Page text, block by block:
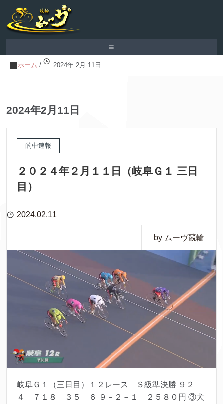
≡
ホーム / 2024年 2月 11日
2024年2月11日
的中速報
２０２４年２月１１日（岐阜Ｇ１ 三日
目）
2024.02.11
by ムーヴ競輪
岐阜Ｇ１（三日目）１２レース Ｓ級準決勝 ９２
４ ７１８ ３５ ６ ９－２－１ ２５８０円 ③犬